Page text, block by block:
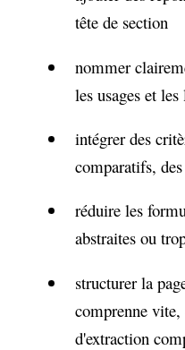
tête de section
nommer
les usages et
intégrer des
comparatifs,
réduire les
abstraites ou
structurer la
comprenne
d'extraction